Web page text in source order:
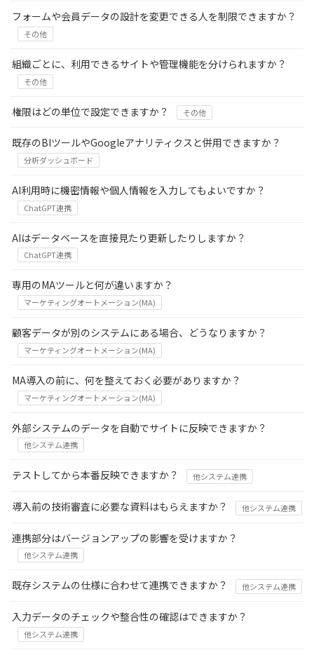
フォームや会員データの設計を変更できる人を制限できますか？
その他
組織ごとに、利用できるサイトや管理機能を分けられますか？
その他
権限はどの単位で設定できますか？ その他
既存のBIツールやGoogleアナリティクスと併用できますか？
分析ダッシュボード
AI利用時に機密情報や個人情報を入力してもよいですか？
ChatGPT連携
AIはデータベースを直接見たり更新したりしますか？
ChatGPT連携
専用のMAツールと何が違いますか？
マーケティングオートメーション(MA)
顧客データが別のシステムにある場合、どうなりますか？
マーケティングオートメーション(MA)
MA導入の前に、何を整えておく必要がありますか？
マーケティングオートメーション(MA)
外部システムのデータを自動でサイトに反映できますか？
他システム連携
テストしてから本番反映できますか？ 他システム連携
導入前の技術審査に必要な資料はもらえますか？ 他システム連携
連携部分はバージョンアップの影響を受けますか？
他システム連携
既存システムの仕様に合わせて連携できますか？ 他システム連携
入力データのチェックや整合性の確認はできますか？
他システム連携